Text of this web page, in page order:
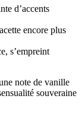
d’accents
encore plus
s’empreint
note de vanille
souveraine